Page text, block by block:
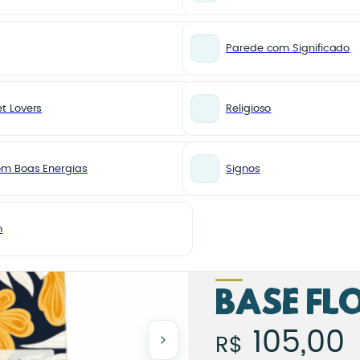
Parede com Significado
Lovers Religioso
Boas Energias Signos
Base
R$ 105,00